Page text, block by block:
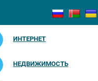
ИНТЕРНЕТ
НЕДВИЖИМОСТЬ